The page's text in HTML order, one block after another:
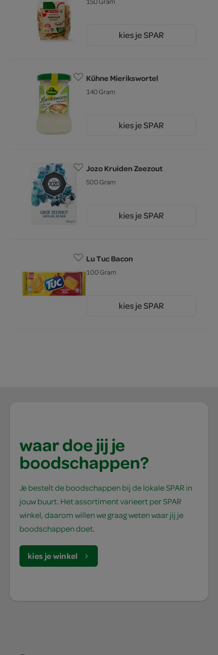
kies je SPAR
Kühne Mierikswortel
140 Gram
kies je SPAR
Jozo Kruiden Zeezout
500 Gram
kies je SPAR
Lu Tuc Bacon
100 Gram
kies je SPAR
waar doe jij je
boodschappen?
Je bestelt de boodschappen bij de lokale SPAR in
jouw buurt. Het assortiment varieert per SPAR
winkel, daarom willen we graag weten waar jij je
boodschappen doet.
kies je winkel